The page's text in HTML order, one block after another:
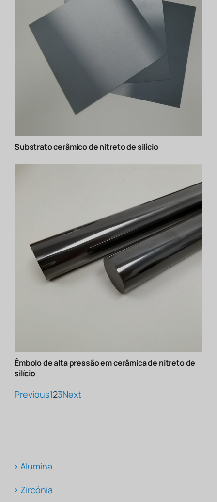
Substrato cerâmico de nitreto de silício
Êmbolo de alta pressão em cerâmica de nitreto de
silício
Previous123Next
Alumina
Zircónia